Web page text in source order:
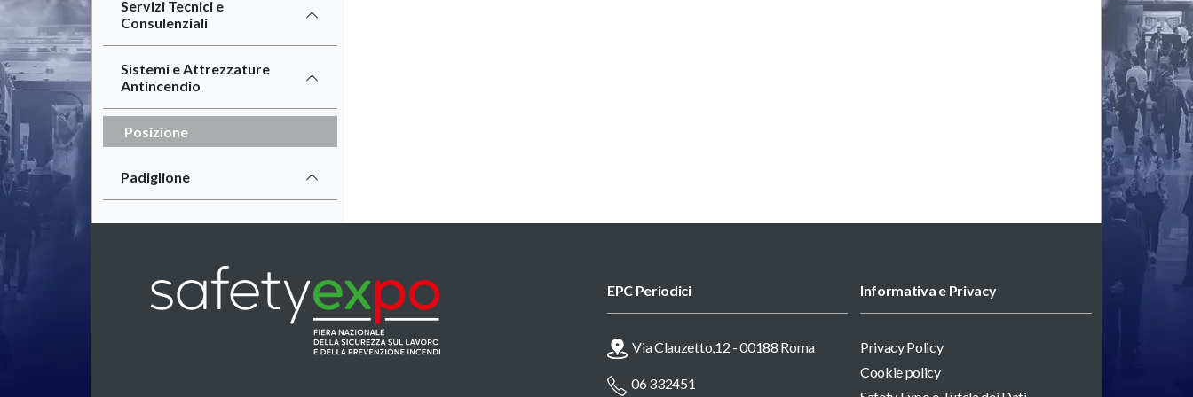
Servizi Tecnici e
Consulenziali
Sistemi e Attrezzature
Antincendio
Posizione
Padiglione
EPC Periodici
Via Clauzetto,12 - 00188 Roma
06 332451
Informativa e Privacy
Privacy Policy
Cookie policy